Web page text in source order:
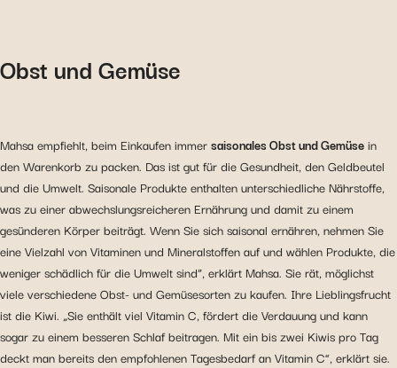
Obst und Gemüse
Mahsa empfiehlt, beim Einkaufen immersaisonales Obst und Gemüsein
den Warenkorb zu packen. Das ist gut für die Gesundheit, den Geldbeutel
und die Umwelt. Saisonale Produkte enthalten unterschiedliche Nährstoffe,
was zu einer abwechslungsreicheren Ernährung und damit zu einem
gesünderen Körper beiträgt. Wenn Sie sich saisonal ernähren, nehmen Sie
eine Vielzahl von Vitaminen und Mineralstoffen auf und wählen Produkte, die
weniger schädlich für die Umwelt sind”, erklärt Mahsa. Sie rät, möglichst
viele verschiedene Obst- und Gemüsesorten zu kaufen. Ihre Lieblingsfrucht
ist die Kiwi. „Sie enthält viel Vitamin C, fördert die Verdauung und kann
sogar zu einem besseren Schlaf beitragen. Mit ein bis zwei Kiwis pro Tag
deckt man bereits den empfohlenen Tagesbedarf an Vitamin C“, erklärt sie.